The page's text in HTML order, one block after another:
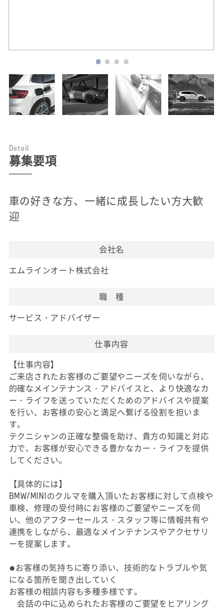
Detail
募集要項
車の好きな方、一緒に成長したい方大歓
迎
会社名
エムラインオート株式会社
職 種
サービス・アドバイザー
仕事内容
【仕事内容】
ご来店されたお客様のご要望やニーズを伺いながら、
的確なメインテナンス・アドバイスと、より快適なカ
ー・ライフを送っていただくためのアドバイスや提案
を行い、お客様の安心と満足へ繋げる役割を担いま
す。
テクニシャンの正確な整備を助け、貴方の知識と対応
力で、お客様が安心できる豊かなカー・ライフを提供
してください。
【具体的には】
BMW/MINIのクルマを購入頂いたお客様に対して点検や
車検、修理の受付時にお客様のご要望やニーズを伺
い、他のアフターセールス・スタッフ等に情報共有や
連携をしながら、最適なメインテナンスやアクセサリ
ーを提案します。
●お客様の気持ちに寄り添い、技術的なトラブルや気
になる箇所を聞き出していく
お客様の相談内容も多種多様です。
会話の中に込められたお客様のご要望をヒアリング